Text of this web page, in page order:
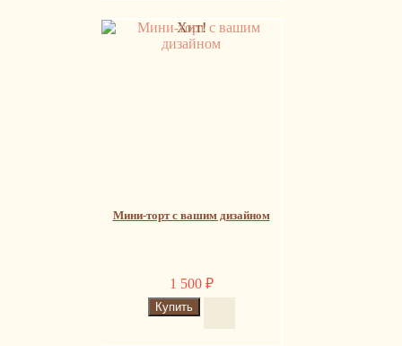
Хит!
Мини-торт с вашим дизайном
1 500 ₽